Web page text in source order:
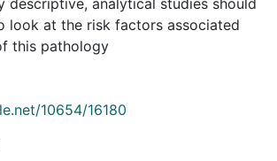
descriptive, analytical studies should
look at the risk factors associated
this pathology
10654/16180